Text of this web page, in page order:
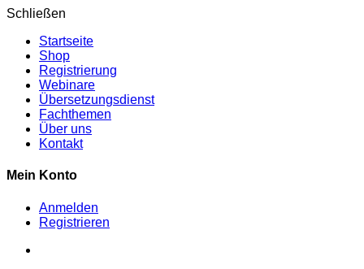
Schließen
Startseite
Shop
Registrierung
Webinare
Übersetzungsdienst
Fachthemen
Über uns
Kontakt
Mein Konto
Anmelden
Registrieren